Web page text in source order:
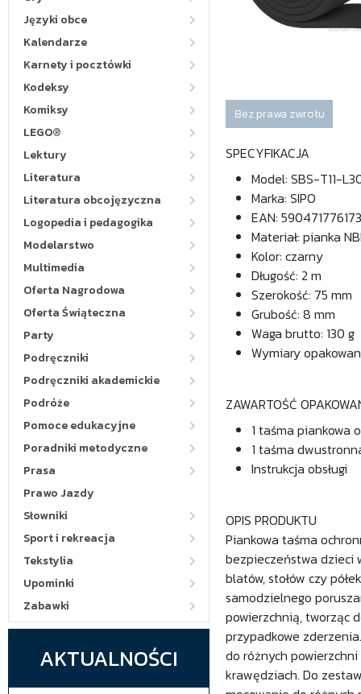
Języki obce
Kalendarze
Karnety i pocztówki
Kodeksy
Komiksy
LEGO®
Lektury
Literatura
Literatura obcojęzyczna
Logopedia i pedagogika
Modelarstwo
Multimedia
Oferta Nagrodowa
Oferta Świąteczna
Party
Podręczniki
Podręczniki akademickie
Podróże
Pomoce edukacyjne
Poradniki metodyczne
Prasa
Prawo Jazdy
Słowniki
Sport i rekreacja
Tekstylia
Upominki
Zabawki
AKTUALNOŚCI
Bez prawa zwrotu
SPECYFIKACJA
Model: SBS-T11-
Marka: SIPO
EAN:
Materiał: pianka
Kolor: czarny
Długość: 2 m
Szerokość: 75 mm
Grubość: 8 mm
Waga brutto: 130 g
Wymiary
ZAWARTOŚĆ
1 taśma piankowa
1 taśma
Instrukcja obsługi
OPIS PRODUKTU
Piankowa taśma
bezpieczeństwa dzieci
blatów, stołów czy
samodzielnego
powierzchnią, tworząc
przypadkowe
do różnych
krawędziach. Do